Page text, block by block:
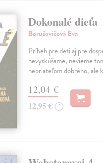
Dokonalé dieťa
Borušovičová Eva
Príbeh pre deti aj pre
nevyskúšame, nevieme
nepriateľom dobrého, ale
12,04 €
12,95 € ?